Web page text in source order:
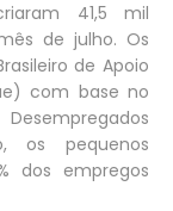
41,5 mil
de julho. Os
de Apoio
com base no
os pequenos
dos empregos